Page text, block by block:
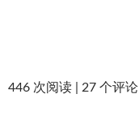
446 次阅读 | 27 个评论